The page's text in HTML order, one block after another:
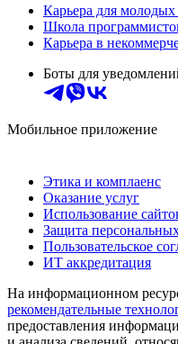
Карьера для молодых
Школа
Карьера в
Боты для
Мобильное приложение
Этика и комплаенс
Оказание услуг
Использование
Защита
Пользовательское
ИТ аккредитация
На информационном
рекомендательные
предоставления